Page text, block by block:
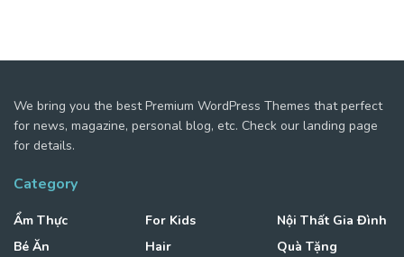
We bring you the best Premium WordPress Themes that perfect
for news, magazine, personal blog, etc. Check our landing page
for details.
Category
Ẩm Thực
Bé Ăn
For Kids
Hair
Nội Thất Gia Đình
Quà Tặng